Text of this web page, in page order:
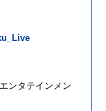
ンタテインメン